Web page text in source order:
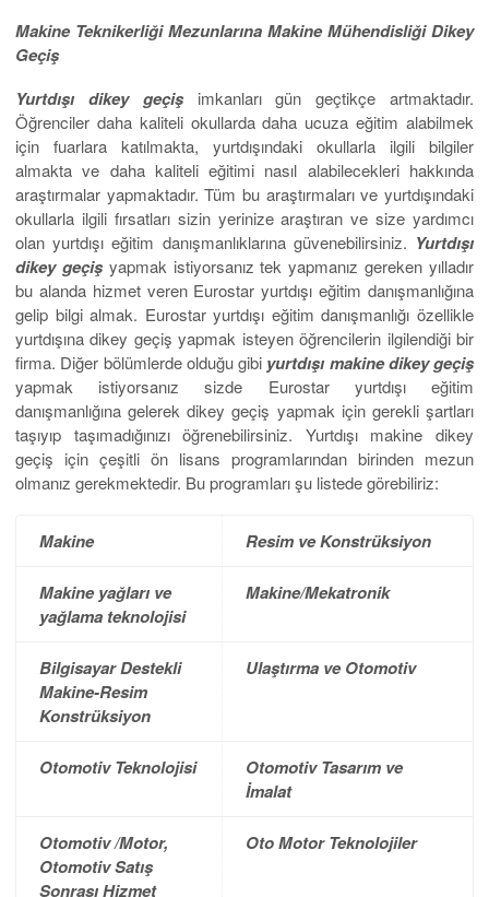
Makine Teknikerliği Mezunlarına Makine Mühendisliği Dikey
Geçiş
Yurtdışı dikey geçişimkanları gün geçtikçe artmaktadır.
Öğrenciler daha kaliteli okullarda daha ucuza eğitim alabilmek
için fuarlara katılmakta, yurtdışındaki okullarla ilgili bilgiler
almakta ve daha kaliteli eğitimi nasıl alabilecekleri hakkında
araştırmalar yapmaktadır. Tüm bu araştırmaları ve yurtdışındaki
okullarla ilgili fırsatları sizin yerinize araştıran ve size yardımcı
olan yurtdışı eğitim danışmanlıklarına güvenebilirsiniz. Yurtdışı
dikey geçişyapmak istiyorsanız tek yapmanız gereken yılladır
bu alanda hizmet veren Eurostar yurtdışı eğitim danışmanlığına
gelip bilgi almak. Eurostar yurtdışı eğitim danışmanlığı özellikle
yurtdışına dikey geçiş yapmak isteyen öğrencilerin ilgilendiği bir
firma. Diğer bölümlerde olduğu gibi yurtdışı makine dikey geçiş
yapmak istiyorsanız sizde Eurostar yurtdışı eğitim
danışmanlığına gelerek dikey geçiş yapmak için gerekli şartları
taşıyıp taşımadığınızı öğrenebilirsiniz. Yurtdışı makine dikey
geçiş için çeşitli ön lisans programlarından birinden mezun
olmanız gerekmektedir. Bu programları şu listede görebiliriz:
Makine Resim ve Konstrüksiyon
Makine yağları ve
yağlama teknolojisi
Makine/Mekatronik
Bilgisayar Destekli
Makine-Resim
Konstrüksiyon
Ulaştırma ve Otomotiv
Otomotiv Teknolojisi
Otomotiv Tasarım ve
İmalat
Otomotiv /Motor,
Otomotiv Satış
Sonrası Hizmet
Oto Motor Teknolojiler